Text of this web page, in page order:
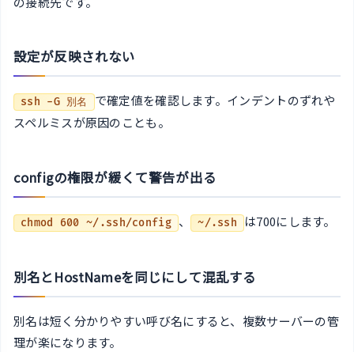
設定が反映されない
ssh -G 別名
で確定値を確認します。インデントのずれや
スペルミスが原因のことも。
configの権限が緩くて警告が出る
chmod 600 ~/.ssh/config 、 ~/.ssh は700にします。
別名とHostNameを同じにして混乱する
別名は短く分かりやすい呼び名にすると、複数サーバーの管
理が楽になります。